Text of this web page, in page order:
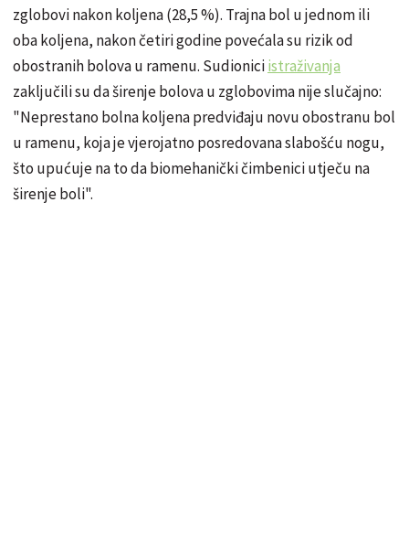
zglobovi nakon koljena (28,5 %). Trajna bol u jednom ili
oba koljena, nakon četiri godine povećala su rizik od
obostranih bolova u ramenu. Sudioniciistraživanja
zaključili su da širenje bolova u zglobovima nije slučajno:
"Neprestano bolna koljena predviđaju novu obostranu bol
u ramenu, koja je vjerojatno posredovana slabošću nogu,
što upućuje na to da biomehanički čimbenici utječu na
širenje boli".